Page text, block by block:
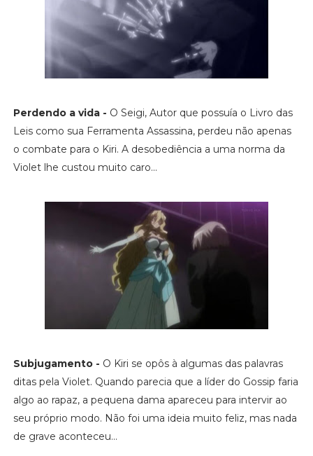
Perdendo a vida - O Seigi, Autor que possuía o Livro das
Leis como sua Ferramenta Assassina, perdeu não apenas
o combate para o Kiri. A desobediência a uma norma da
Violet lhe custou muito caro...
Subjugamento - O Kiri se opôs à algumas das palavras
ditas pela Violet. Quando parecia que a líder do Gossip faria
algo ao rapaz, a pequena dama apareceu para intervir ao
seu próprio modo. Não foi uma ideia muito feliz, mas nada
de grave aconteceu...